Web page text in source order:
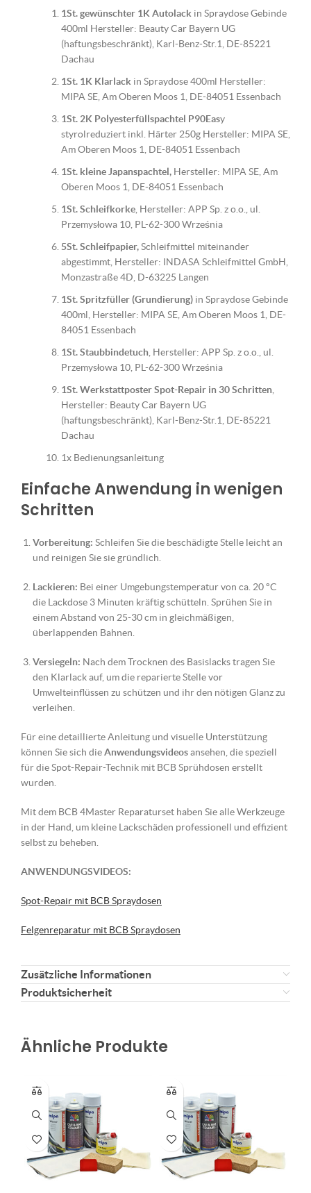
1St. gewünschter 1K Autolack in Spraydose Gebinde
400ml Hersteller: Beauty Car Bayern UG
(haftungsbeschränkt), Karl-Benz-Str.1, DE-85221
Dachau
1St. 1K Klarlack in Spraydose 400ml Hersteller:
MIPA SE, Am Oberen Moos 1, DE-84051 Essenbach
1St. 2K Polyesterfüllspachtel P90Easy
styrolreduziert inkl. Härter 250g Hersteller: MIPA SE,
Am Oberen Moos 1, DE-84051 Essenbach
1St. kleine Japanspachtel, Hersteller: MIPA SE, Am
Oberen Moos 1, DE-84051 Essenbach
1St. Schleifkorke , Hersteller: APP Sp. z o.o., ul.
Przemysłowa 10, PL-62-300 Września
5St. Schleifpapier,Schleifmittel miteinander
abgestimmt, Hersteller: INDASA Schleifmittel GmbH,
Monzastraße 4D, D-63225 Langen
1St. Spritzfüller (Grundierung) in Spraydose Gebinde
400ml, Hersteller: MIPA SE, Am Oberen Moos 1, DE-
84051 Essenbach
1St. Staubbindetuch , Hersteller: APP Sp. z o.o., ul.
Przemysłowa 10, PL-62-300 Września
1St. Werkstattposter Spot-Repair in 30 Schritten
Hersteller: Beauty Car Bayern UG
(haftungsbeschränkt), Karl-Benz-Str.1, DE-85221
Dachau
1x Bedienungsanleitung
Einfache Anwendung in wenigen
Schritten
Vorbereitung: Schleifen Sie die beschädigte Stelle leicht an
und reinigen Sie sie gründlich.
Lackieren: Bei einer Umgebungstemperatur von ca. 20 °C
die Lackdose 3 Minuten kräftig schütteln. Sprühen Sie in
einem Abstand von 25-30 cm in gleichmäßigen,
überlappenden Bahnen.
Versiegeln: Nach dem Trocknen des Basislacks tragen Sie
den Klarlack auf, um die reparierte Stelle vor
Umwelteinflüssen zu schützen und ihr den nötigen Glanz zu
verleihen.
Für eine detaillierte Anleitung und visuelle Unterstützung
können Sie sich dieAnwendungsvideosansehen, die speziell
für die Spot-Repair-Technik mit BCB Sprühdosen erstellt
wurden.
Mit dem BCB 4Master Reparaturset haben Sie alle Werkzeuge
in der Hand, um kleine Lackschäden professionell und effizient
selbst zu beheben.
ANWENDUNGSVIDEOS:
Spot-Repair mit BCB Spraydosen
Felgenreparatur mit BCB Spraydosen
Zusätzliche Informationen
Produktsicherheit
Ähnliche Produkte